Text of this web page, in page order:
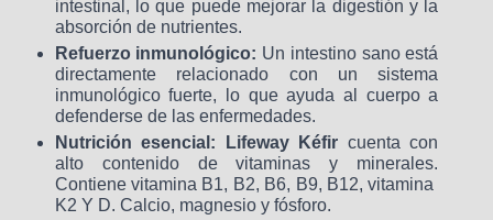
intestinal, lo que puede mejorar la digestión y la
absorción de nutrientes.
Refuerzo inmunológico: Un intestino sano está
directamente relacionado con un sistema
inmunológico fuerte, lo que ayuda al cuerpo a
defenderse de las enfermedades.
Nutrición esencial:
Lifeway Kéfir cuenta con
alto contenido de vitaminas y minerales.
Contiene vitamina B1, B2, B6, B9, B12, vitamina
K2 Y D. Calcio, magnesio y fósforo.